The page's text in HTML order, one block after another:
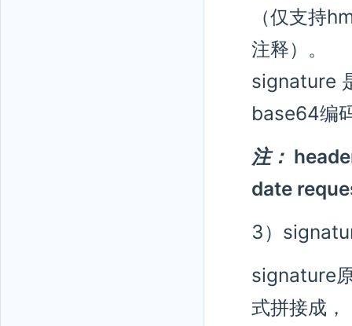
（仅支持
注释）。
signature
base64编
注：
date
3）
signature
式拼接成，